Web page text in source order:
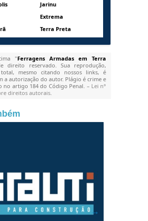
Jarinu
Extrema
Terra Preta
"Ferragens Armadas em Terra
direito reservado. Sua reprodução,
mesmo citando nossos links, é
a autorização do autor. Plágio é crime e
no artigo 184 do Código Penal. – Lei n°
direitos autorais.